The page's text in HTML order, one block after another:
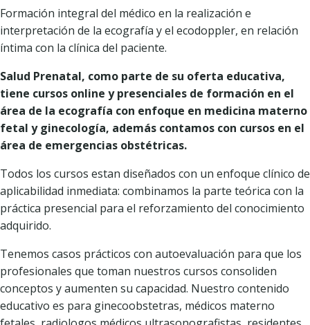
Formación integral del médico en la realización e
interpretación de la ecografía y el ecodoppler, en relación
íntima con la clínica del paciente.
Salud Prenatal, como parte de su oferta educativa,
tiene cursos online y presenciales de formación en el
área de la ecografía con enfoque en medicina materno
fetal y ginecología, además contamos con cursos en el
área de emergencias obstétricas.
Todos los cursos estan diseñados con un enfoque clínico de
aplicabilidad inmediata: combinamos la parte teórica con la
práctica presencial para el reforzamiento del conocimiento
adquirido.
Tenemos casos prácticos con autoevaluación para que los
profesionales que toman nuestros cursos consoliden
conceptos y aumenten su capacidad. Nuestro contenido
educativo es para ginecoobstetras, médicos materno